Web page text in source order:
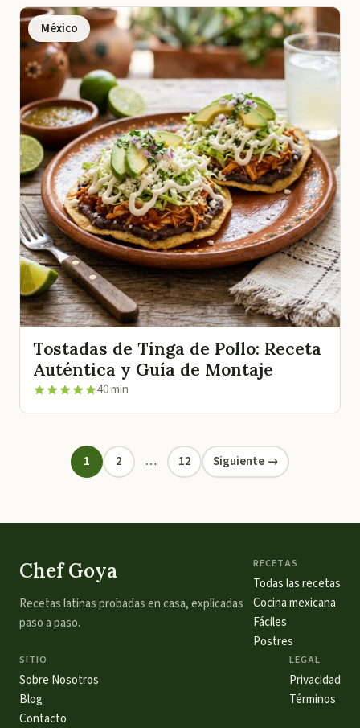
México
Tostadas de Tinga de Pollo: Receta
Auténtica y Guía de Montaje
40 min
1 2 … 12 Siguiente →
Chef Goya
Recetas latinas probadas en casa, explicadas
paso a paso.
RECETAS
Todas las recetas
Cocina mexicana
Fáciles
Postres
SITIO
Sobre Nosotros
Blog
Contacto
LEGAL
Privacidad
Términos